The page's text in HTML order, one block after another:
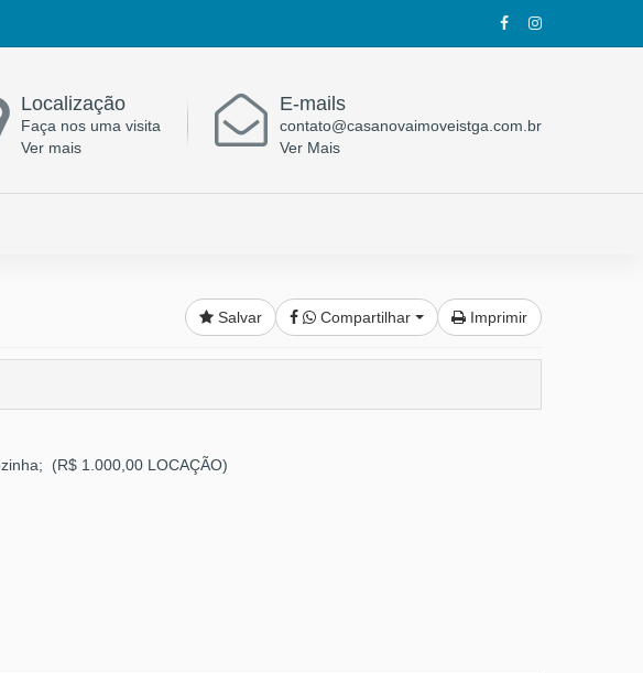
Localização
Faça nos uma visita
Ver mais
E-mails
contato@casanovaimoveistga.com.br
Ver Mais
Salvar Compartilhar Imprimir
(R$ 1.000,00 LOCAÇÃO)